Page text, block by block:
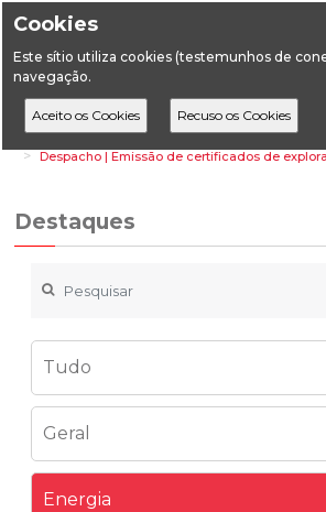
Cookies
Este sítio utiliza cookies (testemunhos de
navegação.
HomeDestaques
Energia
Despacho | Emissão de certificados de
Destaques
Tudo
Geral
Energia